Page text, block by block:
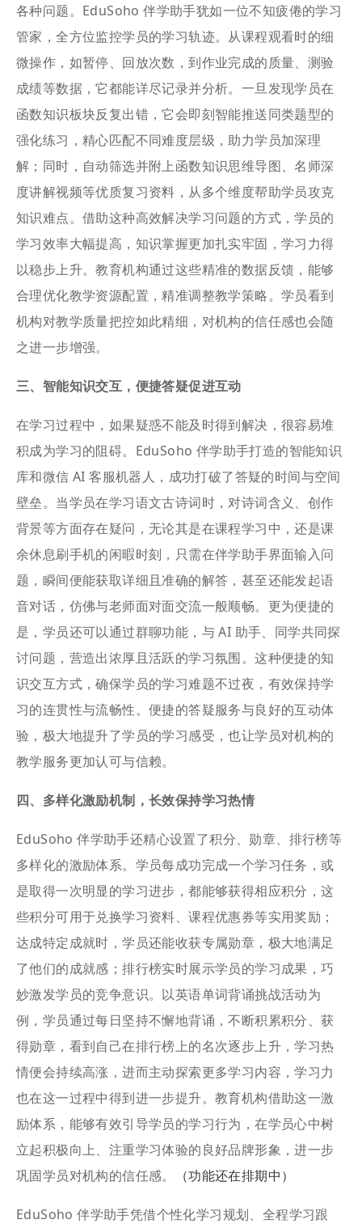
各种问题。EduSoho 伴学助手犹如一位不知疲倦的学习
管家，全方位监控学员的学习轨迹。从课程观看时的细
微操作，如暂停、回放次数，到作业完成的质量、测验
成绩等数据，它都能详尽记录并分析。一旦发现学员在
函数知识板块反复出错，它会即刻智能推送同类题型的
强化练习，精心匹配不同难度层级，助力学员加深理
解；同时，自动筛选并附上函数知识思维导图、名师深
度讲解视频等优质复习资料，从多个维度帮助学员攻克
知识难点。借助这种高效解决学习问题的方式，学员的
学习效率大幅提高，知识掌握更加扎实牢固，学习力得
以稳步上升。教育机构通过这些精准的数据反馈，能够
合理优化教学资源配置，精准调整教学策略。学员看到
机构对教学质量把控如此精细，对机构的信任感也会随
之进一步增强。
三、智能知识交互，便捷答疑促进互动
在学习过程中，如果疑惑不能及时得到解决，很容易堆
积成为学习的阻碍。EduSoho 伴学助手打造的智能知识
库和微信 AI 客服机器人，成功打破了答疑的时间与空间
壁垒。当学员在学习语文古诗词时，对诗词含义、创作
背景等方面存在疑问，无论其是在课程学习中，还是课
余休息刷手机的闲暇时刻，只需在伴学助手界面输入问
题，瞬间便能获取详细且准确的解答，甚至还能发起语
音对话，仿佛与老师面对面交流一般顺畅。更为便捷的
是，学员还可以通过群聊功能，与 AI 助手、同学共同探
讨问题，营造出浓厚且活跃的学习氛围。这种便捷的知
识交互方式，确保学员的学习难题不过夜，有效保持学
习的连贯性与流畅性。便捷的答疑服务与良好的互动体
验，极大地提升了学员的学习感受，也让学员对机构的
教学服务更加认可与信赖。
四、多样化激励机制，长效保持学习热情
EduSoho 伴学助手还精心设置了积分、勋章、排行榜等
多样化的激励体系。学员每成功完成一个学习任务，或
是取得一次明显的学习进步，都能够获得相应积分，这
些积分可用于兑换学习资料、课程优惠券等实用奖励；
达成特定成就时，学员还能收获专属勋章，极大地满足
了他们的成就感；排行榜实时展示学员的学习成果，巧
妙激发学员的竞争意识。以英语单词背诵挑战活动为
例，学员通过每日坚持不懈地背诵，不断积累积分、获
得勋章，看到自己在排行榜上的名次逐步上升，学习热
情便会持续高涨，进而主动探索更多学习内容，学习力
也在这一过程中得到进一步提升。教育机构借助这一激
励体系，能够有效引导学员的学习行为，在学员心中树
立起积极向上、注重学习体验的良好品牌形象，进一步
巩固学员对机构的信任感。
（功能还在排期中）
EduSoho 伴学助手凭借个性化学习规划、全程学习跟